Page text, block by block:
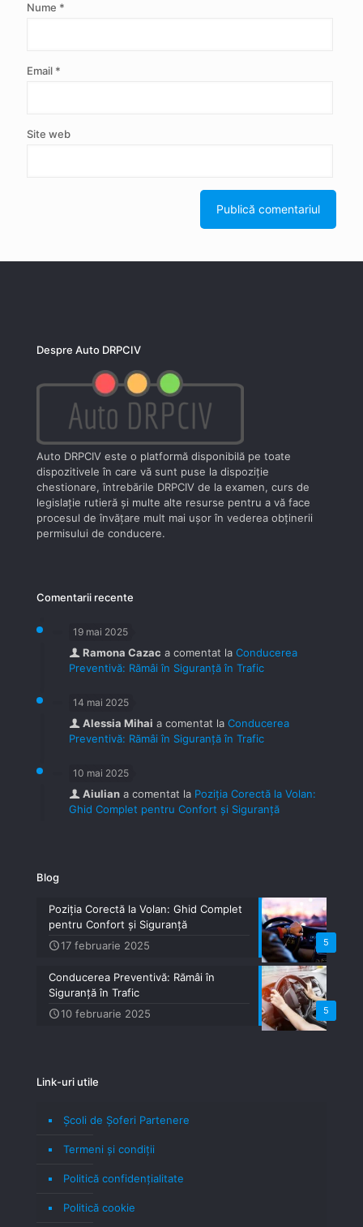
Nume *
Email *
Site web
Despre Auto DRPCIV
Auto DRPCIV este o platformă disponibilă pe toate
dispozitivele în care vă sunt puse la dispoziţie
chestionare, întrebările DRPCIV de la examen, curs de
legislaţie rutieră şi multe alte resurse pentru a vă face
procesul de învăţare mult mai uşor în vederea obţinerii
permisului de conducere.
Comentarii recente
19 mai 2025
Ramona Cazac a comentat la Conducerea
Preventivă: Rămâi în Siguranță în Trafic
14 mai 2025
Alessia Mihai a comentat la Conducerea
Preventivă: Rămâi în Siguranță în Trafic
10 mai 2025
Aiulian a comentat la Poziția Corectă la Volan:
Ghid Complet pentru Confort și Siguranță
Blog
5
Poziția Corectă la Volan: Ghid Complet
pentru Confort și Siguranță
17 februarie 2025
5
Conducerea Preventivă: Rămâi în
Siguranță în Trafic
10 februarie 2025
Link-uri utile
Școli de Șoferi Partenere
Termeni şi condiţii
Politică confidenţialitate
Politică cookie